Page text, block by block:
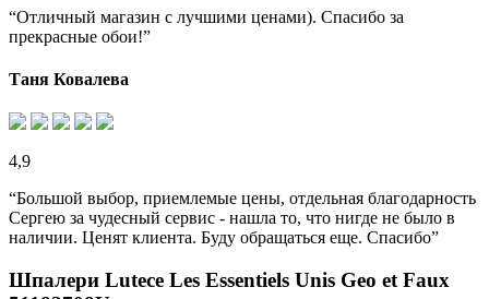
“Отличный магазин с лучшими ценами). Спасибо за
прекрасные обои!”
Таня Ковалева
4,9
“Большой выбор, приемлемые цены, отдельная благодарность
Сергею за чудесный сервис - нашла то, что нигде не было в
наличии. Ценят клиента. Буду обращаться еще. Спасибо”
Шпалери Lutece Les Essentiels Unis Geo et Faux